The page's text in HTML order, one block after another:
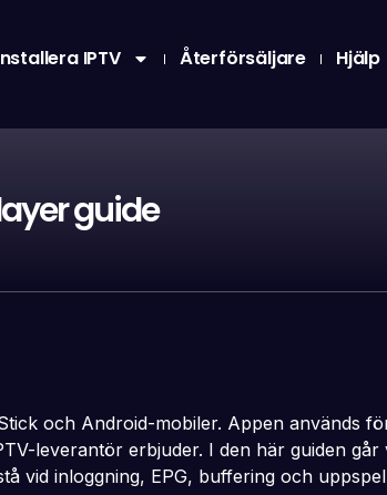
IPTV Återförsäljare Hjälp
guide
och Android-mobiler. Appen används
leverantör erbjuder. I den här guiden
vid inloggning, EPG, buffering och